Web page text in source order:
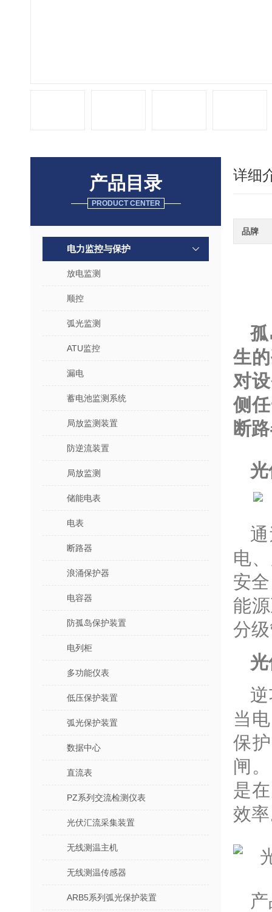
产品目录
PRODUCT CENTER
电力监控与保护
放电监测
顺控
弧光监测
ATU监控
漏电
蓄电池监测系统
局放监测装置
防逆流装置
局放监测
储能电表
电表
断路器
浪涌保护器
电容器
防孤岛保护装置
电列柜
多功能仪表
低压保护装置
弧光保护装置
数据中心
直流表
PZ系列交流检测仪表
光伏汇流采集装置
无线测温主机
无线测温传感器
ARB5系列弧光保护装置
详细
品牌
生
对
侧
断
电
安
能
分
当
保
闸
是
效